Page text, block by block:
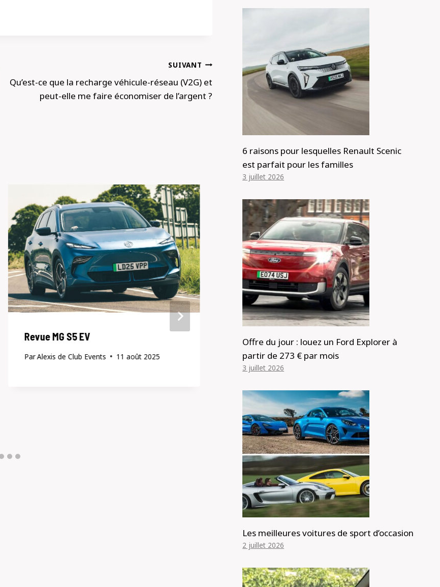
SUIVANT
Qu’est-ce que la recharge véhicule-réseau (V2G) et
peut-elle me faire économiser de l’argent ?
Revue MG S5 EV
ParAlexis de Club Events 11 août 2025
Essai de la Mazda MX-5 2024
Par Alexis de Club Events 8 mai 2024
6 raisons pour lesquelles Renault Scenic
est parfait pour les familles
3 juillet 2026
Offre du jour : louez un Ford Explorer à
partir de 273 € par mois
3 juillet 2026
Les meilleures voitures de sport d’occasion
2 juillet 2026